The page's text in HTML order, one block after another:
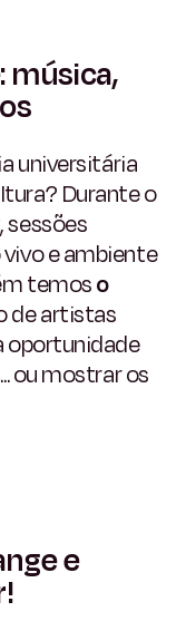
música,
universitária
Durante o
, sessões
e ambiente
temoso
de artistas
oportunidade
ou mostrar os
e